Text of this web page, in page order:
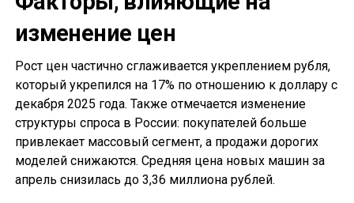
изменение цен
Рост цен частично сглаживается укреплением рубля,
который укрепился на 17% по отношению к доллару с
декабря 2025 года. Также отмечается изменение
структуры спроса в России: покупателей больше
привлекает массовый сегмент, а продажи дорогих
моделей снижаются. Средняя цена новых машин за
апрель снизилась до 3,36 миллиона рублей.